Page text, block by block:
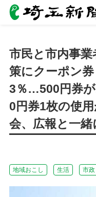
市民と市内事
策にクーポン
3％…500円券
0円券1枚の使
会、広報と一
地域おこし 生活 市